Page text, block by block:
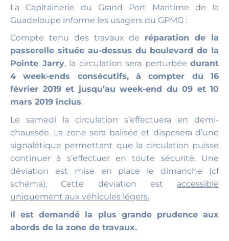
La Capitainerie du Grand Port Maritime de la
Guadeloupe informe les usagers du GPMG :
Compte tenu des travaux de réparation de la
passerelle située au-dessus du boulevard de la
Pointe Jarry, la circulation sera perturbée durant
4 week-ends consécutifs, à compter du 16
février 2019 et jusqu’au week-end du 09 et 10
mars 2019 inclus.
Le samedi la circulation s’effectuera en demi-
chaussée. La zone sera balisée et disposera d’une
signalétique permettant que la circulation puisse
continuer à s’effectuer en toute sécurité. Une
déviation est mise en place le dimanche (cf
schéma). Cette déviation est accessible
uniquement aux véhicules légers.
Il est demandé la plus grande prudence aux
abords de la zone de travaux.